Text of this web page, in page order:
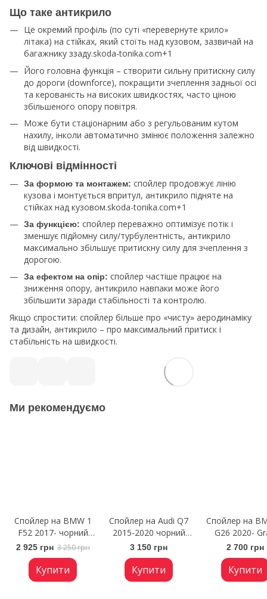
Що таке антикрило
Це окремий профіль (по суті «перевернуте крило»
літака) на стійках, який стоїть над кузовом, зазвичай на
багажнику ззаду.skoda-tonika.com+1
Його головна функція – створити сильну притискну силу
до дороги (downforce), покращити зчеплення задньої осі
та керованість на високих швидкостях, часто ціною
збільшеного опору повітря.
Може бути стаціонарним або з регульованим кутом
нахилу, інколи автоматично змінює положення залежно
від швидкості.
Ключові відмінності
За формою та монтажем: спойлер продовжує лінію
кузова і монтується впритул, антикрило підняте на
стійках над кузовом.skoda-tonika.com+1
За функцією: спойлер переважно оптимізує потік і
зменшує підйомну силу/турбулентність, антикрило
максимально збільшує притискну силу для зчеплення з
дорогою.
За ефектом на опір: спойлер частіше працює на
зниження опору, антикрило навпаки може його
збільшити заради стабільності та контролю.
Якщо спростити: спойлер більше про «чисту» аеродинаміку
та дизайн, антикрило – про максимальний притиск і
стабільність на швидкості.
Ми рекомендуємо
Спойлер на BMW 1
F52 2017- чорний
глянець
2 925 грн 3 250 грн
Купити
Спойлер на Audi Q7
2015-2020 чорний
глянець
3 150 грн
Купити
Спойлер на
G26 2020-
Coupe M4
глянець
2 700 грн
Купити